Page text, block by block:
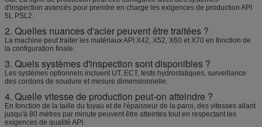
d'inspection avancés pour prendre en charge les exigences de production API
5L PSL2.
2. Quelles nuances d'acier peuvent être traitées ?
La machine peut traiter les matériaux API X42, X52, X60 et X70 en fonction de
la configuration finale.
3. Quels systèmes d'inspection sont disponibles ?
Les systèmes optionnels incluent UT, ECT, tests hydrostatiques, surveillance
des cordons de soudure et mesure dimensionnelle.
4. Quelle vitesse de production peut-on atteindre ?
En fonction de la taille du tuyau et de l'épaisseur de la paroi, des vitesses allant
jusqu'à 80 mètres par minute peuvent être atteintes tout en respectant les
exigences de qualité API.